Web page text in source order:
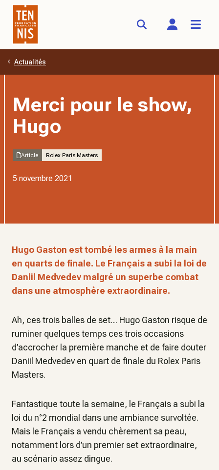
Aller au contenu principal
Actualités
Merci pour le show,
Hugo
Article Rolex Paris Masters
5 novembre 2021
Hugo Gaston est tombé les armes à la main
en quarts de finale. Le Français a subi la loi de
Daniil Medvedev malgré un superbe combat
dans une atmosphère extraordinaire.
Ah, ces trois balles de set… Hugo Gaston risque de
ruminer quelques temps ces trois occasions
d’accrocher la première manche et de faire douter
Daniil Medvedev en quart de finale du Rolex Paris
Masters.
Fantastique toute la semaine, le Français a subi la
loi du n°2 mondial dans une ambiance survoltée.
Mais le Français a vendu chèrement sa peau,
notamment lors d’un premier set extraordinaire,
au scénario assez dingue.